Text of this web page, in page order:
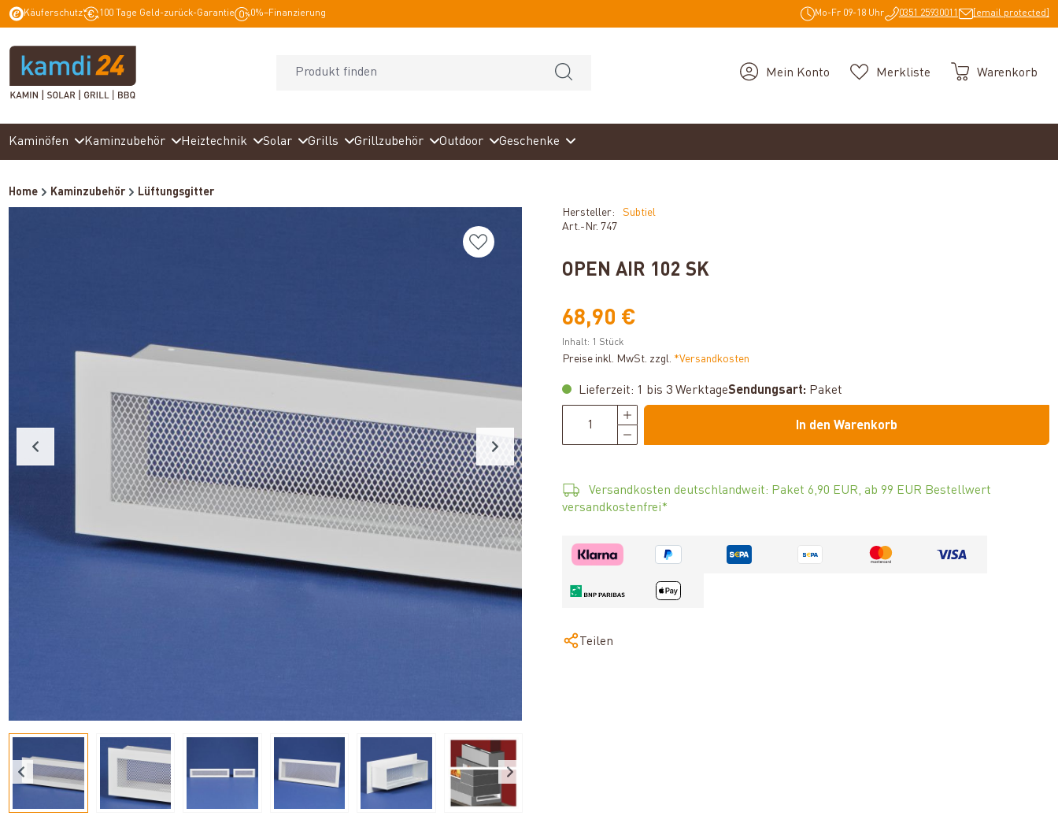
Zur Hauptnavigation springen
Käuferschutz 100 Tage Geld-zurück-Garantie 0%–Finanzierung Mo-Fr 09-18 Uhr 0351 25930011 [email protected]
Mein Konto Merkliste Warenkorb
Kaminöfen Kaminzubehör Heiztechnik Solar Grills Grillzubehör Outdoor Geschenke
Home Kaminzubehör
Lüftungsgitter
Hersteller:
Subtiel
Art.-Nr. 747
OPEN AIR 102 SK
68,90 €
Inhalt: 1 Stück
Preise inkl. MwSt. zzgl. *Versandkosten
Lieferzeit: 1 bis 3 WerktageSendungsart: Paket
In den Warenkorb
Versandkosten deutschlandweit: Paket 6,90 EUR, ab 99 EUR Bestellwert
versandkostenfrei*
Teilen